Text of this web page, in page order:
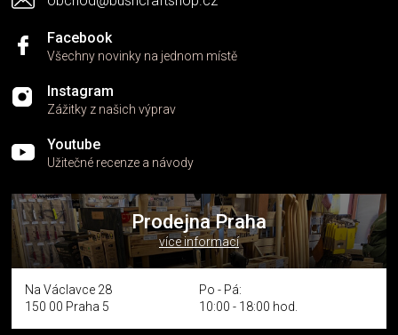
Facebook
Všechny novinky na jednom místě
Instagram
Zážitky z našich výprav
Youtube
Užitečné recenze a návody
Prodejna Praha
více informací
Na Václavce 28
150 00 Praha 5
Po - Pá:
10:00 - 18:00 hod.